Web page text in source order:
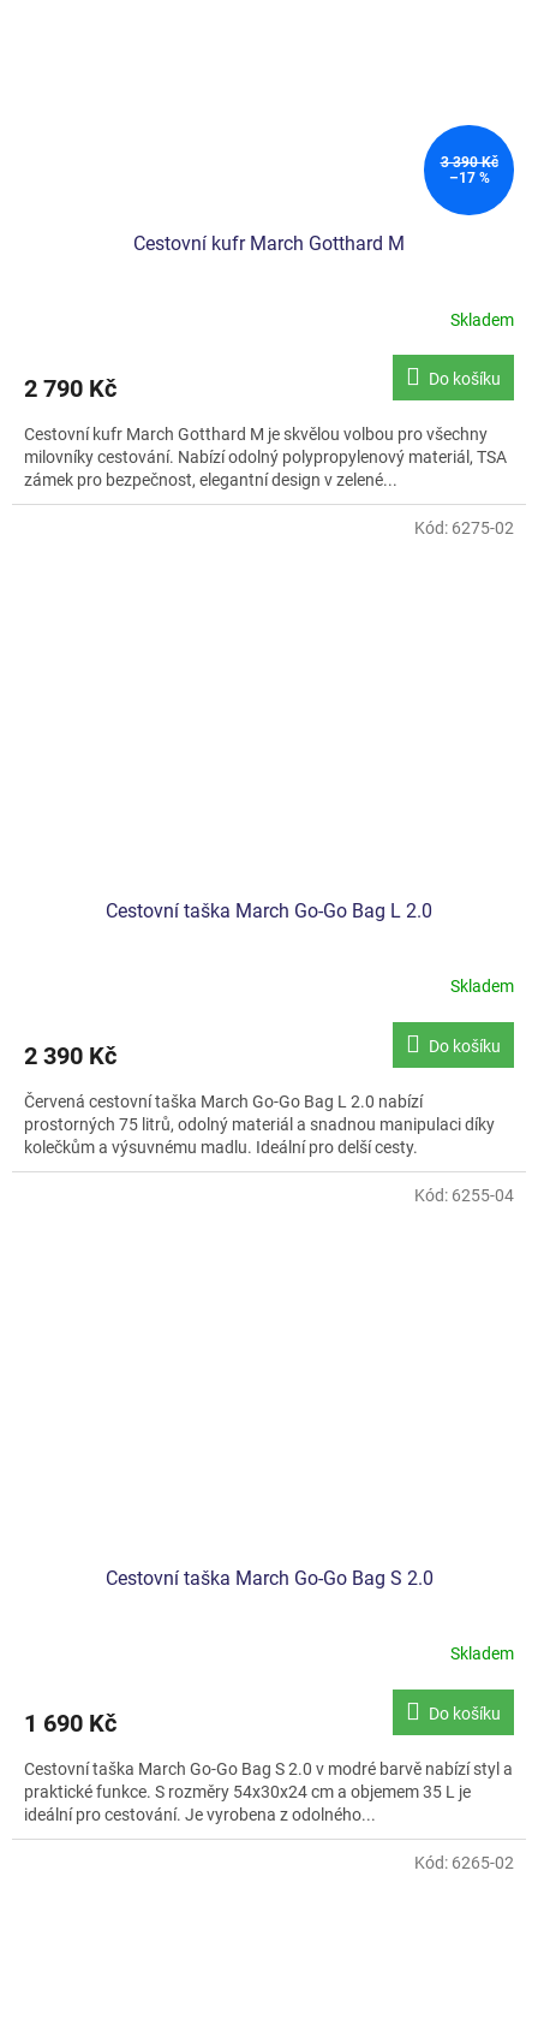
3 390 Kč
–17 %
Cestovní kufr March Gotthard M
je
z
5
hvězdiček.
Skladem
2 790 Kč Do košíku
Cestovní kufr March Gotthard M je skvělou volbou pro všechny
milovníky cestování. Nabízí odolný polypropylenový materiál, TSA
zámek pro bezpečnost, elegantní design v zelené...
Cestovní taška March Go-Go Bag L 2.0
Skladem
2 390 Kč Do košíku
Červená cestovní taška March Go-Go Bag L 2.0 nabízí
prostorných 75 litrů, odolný materiál a snadnou manipulaci díky
kolečkům a výsuvnému madlu. Ideální pro delší cesty.
Kód: 6275-02
Cestovní taška March Go-Go Bag S 2.0
Skladem
1 690 Kč Do košíku
Cestovní taška March Go-Go Bag S 2.0 v modré barvě nabízí styl a
praktické funkce. S rozměry 54x30x24 cm a objemem 35 L je
ideální pro cestování. Je vyrobena z odolného...
Kód: 6255-04
Kód: 6265-02